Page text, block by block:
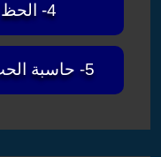
4- الحظ ودلالاته { 2022 }
5- حاسبة الحب والتوافق { للشراكة }